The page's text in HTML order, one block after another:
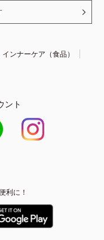
インナーケア（食品）
ント
利に！